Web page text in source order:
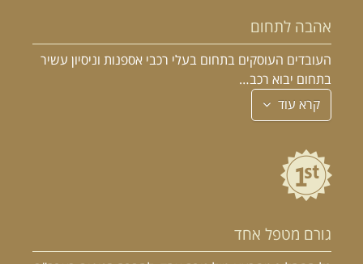
אהבה לתחום
העובדים העוסקים בתחום בעלי רכבי אספנות וניסיון עשיר
בתחום יבוא רכב…
קרא עוד
גורם מטפל אחד